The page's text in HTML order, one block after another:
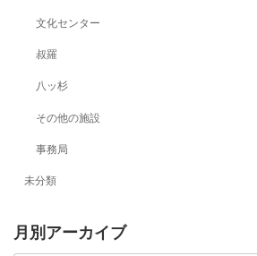
文化センター
叔羅
八ッ杉
その他の施設
事務局
未分類
月別アーカイブ